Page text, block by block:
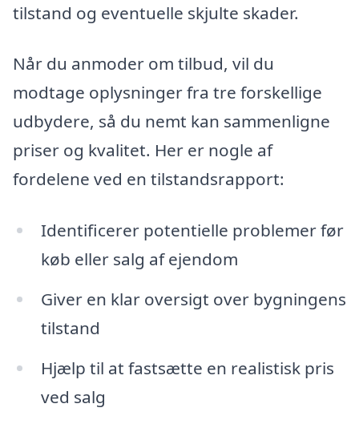
tilstand og eventuelle skjulte skader.
Når du anmoder om tilbud, vil du
modtage oplysninger fra tre forskellige
udbydere, så du nemt kan sammenligne
priser og kvalitet. Her er nogle af
fordelene ved en tilstandsrapport:
Identificerer potentielle problemer før
køb eller salg af ejendom
Giver en klar oversigt over bygningens
tilstand
Hjælp til at fastsætte en realistisk pris
ved salg